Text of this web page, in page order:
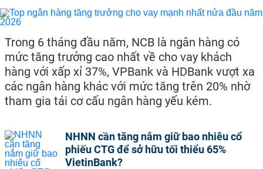
Trong 6 tháng đầu năm, NCB là ngân hàng có
mức tăng trưởng cao nhất về cho vay khách
hàng với xấp xỉ 37%, VPBank và HDBank vượt xa
các ngân hàng khác với mức tăng trên 20% nhờ
tham gia tái cơ cấu ngân hàng yếu kém.
NHNN cần tăng nắm giữ bao nhiêu cổ
phiếu CTG để sở hữu tối thiểu 65%
VietinBank?